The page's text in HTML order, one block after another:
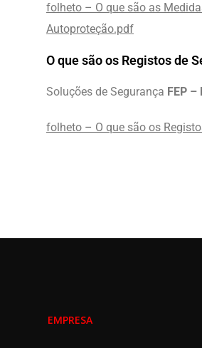
folheto – O que são as
Autoproteção.pdf
O que são os Registos de
Soluções de Segurança FEP –
folheto – O que são os
EMPRESA